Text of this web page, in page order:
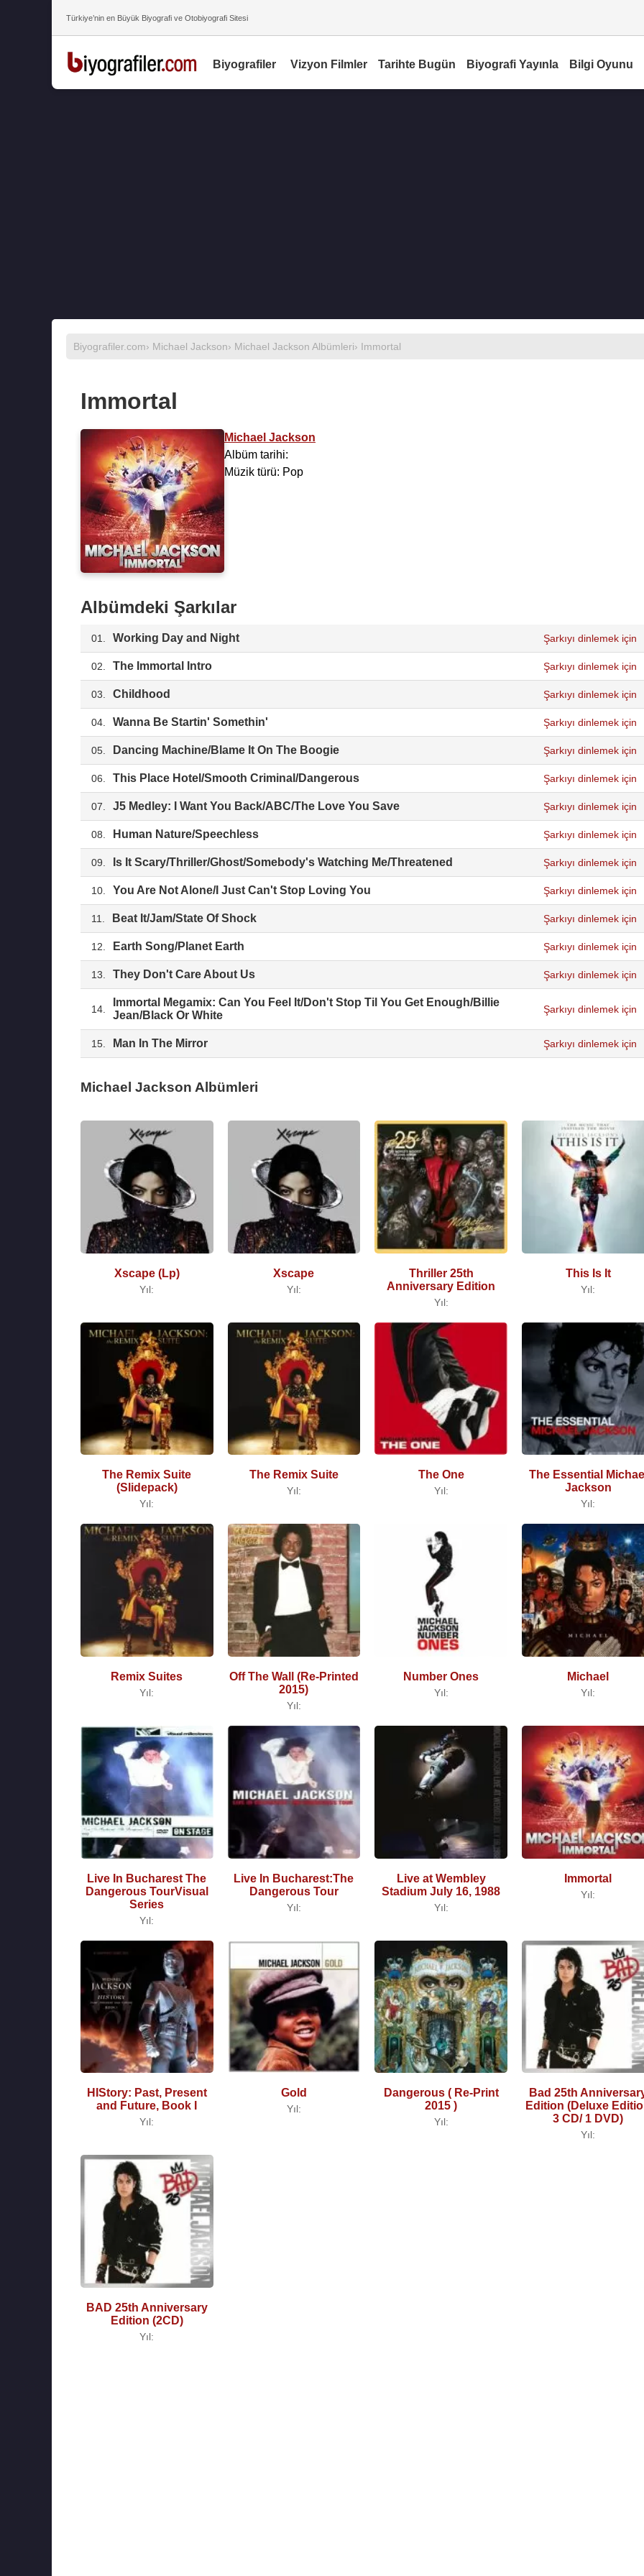
Türkiye’nin en Büyük Biyografi ve Otobiyografi Sitesi
Biyografiler Vizyon Filmler Tarihte Bugün Biyografi Yayınla Bilgi Oyunu
Biyografiler.com› Michael Jackson› Michael Jackson Albümleri› Immortal
Immortal
Michael Jackson
Albüm tarihi:
Müzik türü: Pop
Albümdeki Şarkılar
01. Working Day and Night Şarkıyı dinlemek için
02. The Immortal Intro Şarkıyı dinlemek için
03. Childhood Şarkıyı dinlemek için
04. Wanna Be Startin' Somethin' Şarkıyı dinlemek için
05. Dancing Machine/Blame It On The Boogie Şarkıyı dinlemek için
06. This Place Hotel/Smooth Criminal/Dangerous Şarkıyı dinlemek için
07. J5 Medley: I Want You Back/ABC/The Love You Save Şarkıyı dinlemek için
08. Human Nature/Speechless Şarkıyı dinlemek için
09. Is It Scary/Thriller/Ghost/Somebody's Watching Me/Threatened Şarkıyı dinlemek için
10. You Are Not Alone/I Just Can't Stop Loving You Şarkıyı dinlemek için
11. Beat It/Jam/State Of Shock Şarkıyı dinlemek için
12. Earth Song/Planet Earth Şarkıyı dinlemek için
13. They Don't Care About Us Şarkıyı dinlemek için
14.
Immortal Megamix: Can You Feel It/Don't Stop Til You Get Enough/Billie
Jean/Black Or White
Şarkıyı dinlemek için
15. Man In The Mirror Şarkıyı dinlemek için
Michael Jackson Albümleri
Xscape (Lp)
Yıl:
Xscape
Yıl:
Thriller 25th
Anniversary Edition
Yıl:
This Is It
Yıl:
The Remix Suite
(Slidepack)
Yıl:
The Remix Suite
Yıl:
The One
Yıl:
The Essential
Jackson
Yıl:
Remix Suites
Yıl:
Off The Wall (Re-Printed
2015)
Yıl:
Number Ones
Yıl:
Michael
Yıl:
Live In Bucharest The
Dangerous TourVisual
Series
Yıl:
Live In Bucharest:The
Dangerous Tour
Yıl:
Live at Wembley
Stadium July 16, 1988
Yıl:
Immortal
Yıl:
HIStory: Past, Present
and Future, Book I
Yıl:
Gold
Yıl:
Dangerous ( Re-Print
2015 )
Yıl:
Bad 25th
Edition (Deluxe
3 CD/ 1 DVD)
Yıl:
BAD 25th Anniversary
Edition (2CD)
Yıl: